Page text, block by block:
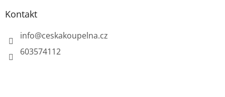
Kontakt
info@ceskakoupelna.cz
603574112